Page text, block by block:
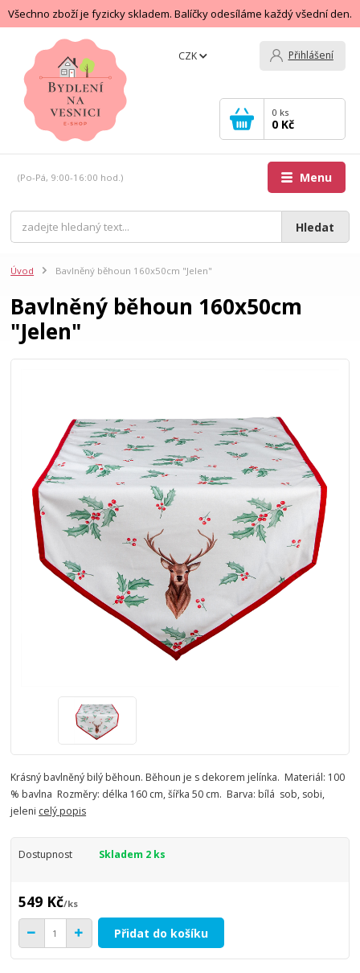
Všechno zboží je fyzicky skladem. Balíčky odesíláme každý všední den.
Menu
CZK Přihlášení
Hledat
(Po-Pá, 9:00-16:00 hod.)
0 ks
0 Kč
Úvod Bavlněný běhoun 160x50cm "Jelen"
Bavlněný běhoun 160x50cm
"Jelen"
Krásný bavlněný bilý běhoun. Běhoun je s dekorem jelínka. Materiál: 100
% bavlna Rozměry: délka 160 cm, šířka 50 cm. Barva: bílá sob, sobi,
jeleni celý popis
Dostupnost Skladem 2 ks
549 Kč/ks
Přidat do košíku